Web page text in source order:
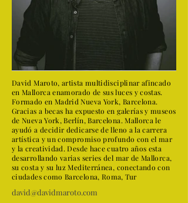
David Maroto, artista multidisciplinar afincado
en Mallorca enamorado de sus luces y costas.
Formado en Madrid Nueva York, Barcelona.
Gracias a becas ha expuesto en galerías y museos
de Nueva York, Berlín, Barcelona. Mallorca le
ayudó a decidir dedicarse de lleno a la carrera
artística y un compromiso profundo con el mar
y la creatividad. Desde hace cuatro años esta
desarrollando varias series del mar de Mallorca,
su costa y su luz Mediterránea, conectando con
ciudades como Barcelona, Roma, Tur
david@davidmaroto.com